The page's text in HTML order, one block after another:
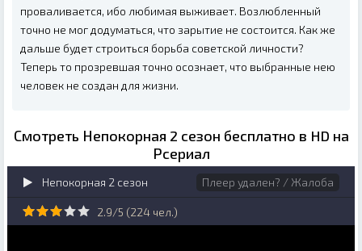
проваливается, ибо любимая выживает. Возлюбленный
точно не мог додуматься, что зарытие не состоится. Как же
дальше будет строиться борьба советской личности?
Теперь то прозревшая точно осознает, что выбранные нею
человек не создан для жизни.
Смотреть Непокорная 2 сезон бесплатно в HD на
Рсериал
Непокорная 2 сезон Плеер удален? / Жалоба
2.9/5 (224 чел.)